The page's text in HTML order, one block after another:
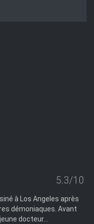
5.3/10
à Los Angeles après
démoniaques. Avant
docteur…